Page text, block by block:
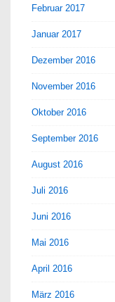
Februar 2017
Januar 2017
Dezember 2016
November 2016
Oktober 2016
September 2016
August 2016
Juli 2016
Juni 2016
Mai 2016
April 2016
März 2016